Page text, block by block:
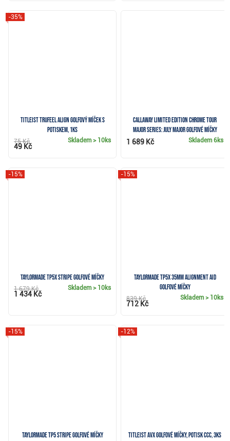
Titleist TruFeel ALIGN golfový míček s
potiskem, 1ks
-35%
Skladem> 10ks
75 Kč
49 Kč
Callaway Limited Edition Chrome Tour
Major Series: July Major golfové míčky
Skladem6ks
1 689 Kč
TaylorMade TP5x Stripe golfové míčky
-15%
Skladem> 10ks
1 679 Kč
1 434 Kč
TaylorMade TP5x 35mm Alignment Aid
golfové míčky
-15%
Skladem> 10ks
839 Kč
712 Kč
TaylorMade TP5 Stripe golfové míčky
-15%
Titleist AVX golfové míčky, potisk CCC, 3ks
-12%